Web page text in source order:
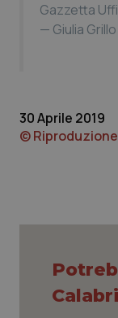
Campania
Lazio
Lombardia
Marche
Molise
Car-T
Diabete &
Dolore
Donna &
Epatiti
Gazzetta
— Giulia
30 Aprile 2019
©